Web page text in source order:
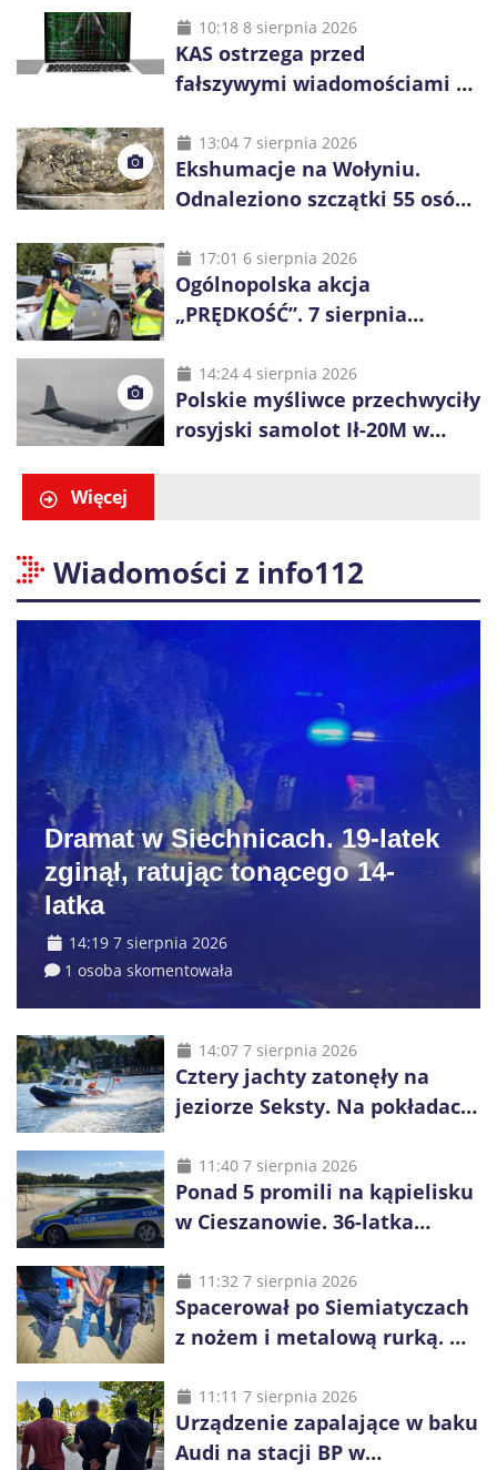
10:18 8 sierpnia 2026
KAS ostrzega przed
fałszywymi wiadomościami o
48 godzin
13:04 7 sierpnia 2026
Ekshumacje na Wołyniu.
Odnaleziono szczątki 55 osób,
17:01 6 sierpnia 2026
Ogólnopolska akcja
„PRĘDKOŚĆ”. 7 sierpnia
14:24 4 sierpnia 2026
Polskie myśliwce przechwyciły
rosyjski samolot Ił-20M w
Więcej
Wiadomości z info112
Dramat w Siechnicach. 19-latek
zginął, ratując tonącego 14-
latka
14:19 7 sierpnia 2026
1 osoba skomentowała
14:07 7 sierpnia 2026
Cztery jachty zatonęły na
jeziorze Seksty. Na pokładach
małoletnich
11:40 7 sierpnia 2026
Ponad 5 promili na kąpielisku
w Cieszanowie. 36-latka
z wody
11:32 7 sierpnia 2026
Spacerował po Siemiatyczach
z nożem i metalową rurką. W
alkohol i perfumy
11:11 7 sierpnia 2026
Urządzenie zapalające w baku
Audi na stacji BP w